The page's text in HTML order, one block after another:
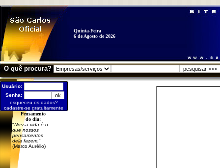
Quinta-Feira
6 de Agosto de 2026
O quê procura?
Usuário:
Senha:
esqueceu os dados?
cadastre-se gratuitamente
Pensamento
do dia:
"Nossa vida é o
que nossos
pensamentos
dela fazem. "
(Marco Aurélio)